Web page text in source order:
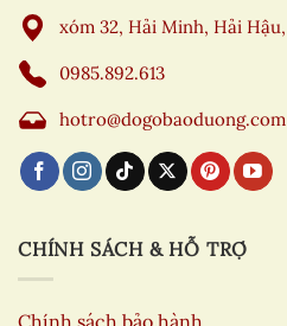
xóm 32, Hải Minh, Hải
0985.892.613
hotro@dogobaoduong.com
CHÍNH SÁCH & HỖ TRỢ
Chính sách bảo hành